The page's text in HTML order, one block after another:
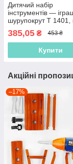
Дитячий набір
інструментів —
шурупокрут T 1401,
385,05 ₴ 453 ₴
Купити
Акційні
–17%